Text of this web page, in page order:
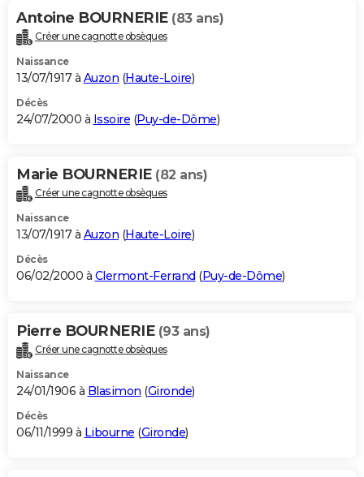
Antoine BOURNERIE (83 ans)
Créer une cagnotte obsèques
Naissance
13/07/1917 à Auzon (Haute-Loire)
Décès
24/07/2000 à Issoire (Puy-de-Dôme)
Marie BOURNERIE (82 ans)
Créer une cagnotte obsèques
Naissance
13/07/1917 à Auzon (Haute-Loire)
Décès
06/02/2000 à Clermont-Ferrand (Puy-de-Dôme)
Pierre BOURNERIE (93 ans)
Créer une cagnotte obsèques
Naissance
24/01/1906 à Blasimon (Gironde)
Décès
06/11/1999 à Libourne (Gironde)